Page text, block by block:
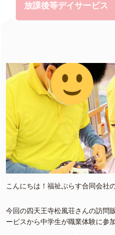
放課後等デイサービス
こんにちは！福祉ぷらす合同会社
今回の四天王寺松風荘さんの訪問
ービスから中学生が職業体験に参